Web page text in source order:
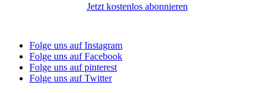
Jetzt kostenlos abonnieren
Folge uns auf Instagram
Folge uns auf Facebook
Folge uns auf pinterest
Folge uns auf Twitter